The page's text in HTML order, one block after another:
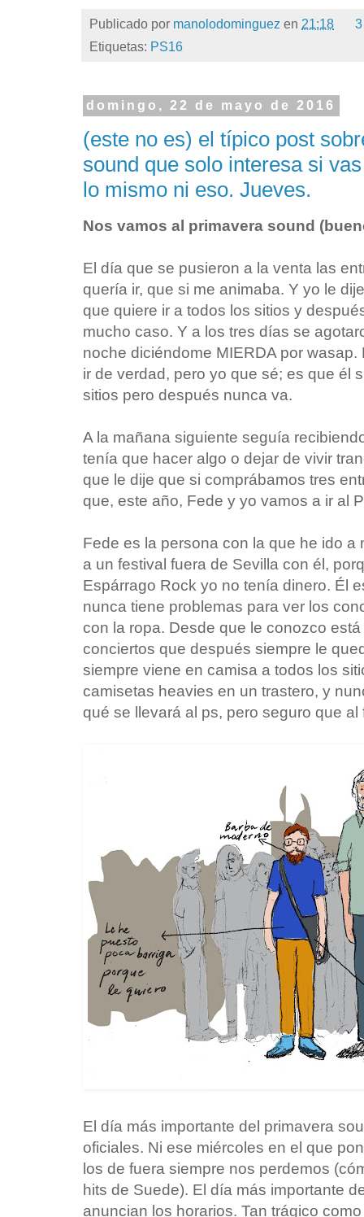
Publicado por manolodominguez en 21:18
Etiquetas: PS16
domingo, 22 de mayo de 2016
(este no es) el típico post
sound que solo interesa si
lo mismo ni eso. Jueves.
Nos vamos al primavera sound
El día que se pusieron a la venta las
quería ir, que si me animaba. Y yo le
que quiere ir a todos los sitios y
mucho caso. Y a los tres días se
noche diciéndome MIERDA por
ir de verdad, pero yo que sé; es que él
sitios pero después nunca va.
A la mañana siguiente seguía
tenía que hacer algo o dejar de vivir
que le dije que si comprábamos tres
que, este año, Fede y yo vamos a ir al
Fede es la persona con la que he ido
a un festival fuera de Sevilla con él,
Espárrago Rock yo no tenía dinero. Él
nunca tiene problemas para ver los
con la ropa. Desde que le conozco
conciertos que después siempre le
siempre viene en camisa a todos los
camisetas heavies en un trastero, y
qué se llevará al ps, pero seguro que
El día más importante del primavera
oficiales. Ni ese miércoles en el que
los de fuera siempre nos perdemos
hits de Suede). El día más importante
anuncian los horarios. Tan trágico